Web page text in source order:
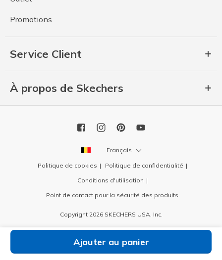
Ajouter au panier
Promotions
Service Client
À propos de Skechers
Français
Politique de cookies
Politique de confidentialité
Conditions d'utilisation
Point de contact pour la sécurité des produits
Copyright 2026 SKECHERS USA, Inc.